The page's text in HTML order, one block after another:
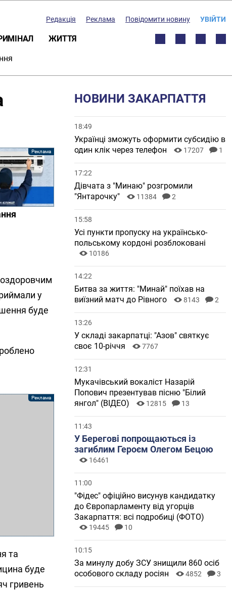
Редакція Реклама Повідомити новину УВІЙТИ
ЖИТТЯ
оздоровчим
у
буде
та
буде
гривень
НОВИНИ ЗАКАРПАТТЯ
18:49
Українці зможуть оформити субсидію в
один клік через телефон
17207 1
17:22
Дівчата з "Минаю" розгромили
"Янтарочку"
11384 2
15:58
Усі пункти пропуску на українсько-
польському кордоні розблоковані
10186
14:22
Битва за життя: "Минай" поїхав на
виїзний матч до Рівного
8143 2
13:26
У складі закарпатці: "Азов" святкує
своє 10-річчя
7767
12:31
Мукачівський вокаліст Назарій
Попович презентував пісню "Білий
янгол" (ВІДЕО)
12815 13
11:43
У Берегові попрощаються із
загиблим Героєм Олегом Бецою
16461
11:00
"Фідес" офіційно висунув кандидатку
до Європарламенту від угорців
Закарпаття: всі подробиці (ФОТО)
19445 10
10:15
За минулу добу ЗСУ знищили 860 осіб
особового складу росіян
4852 3